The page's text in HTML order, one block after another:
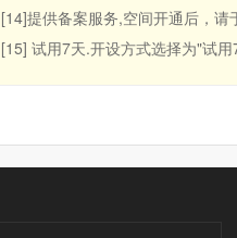
[14]提供备案服务,空间开通后，请
[15] 试用7天.开设方式选择为"试用